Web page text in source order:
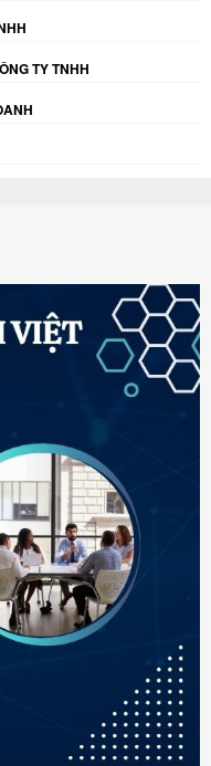
TY TNHH